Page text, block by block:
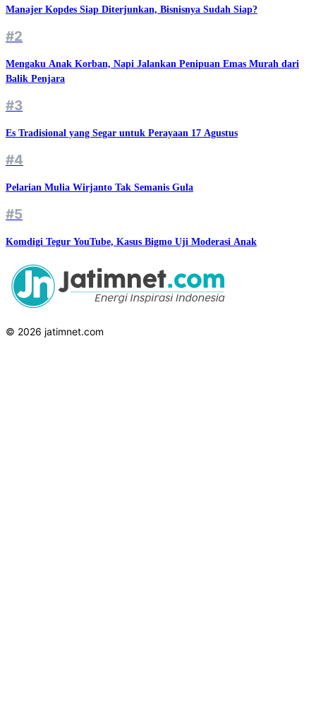
Manajer Kopdes Siap Diterjunkan, Bisnisnya Sudah Siap?
#2
Mengaku Anak Korban, Napi Jalankan Penipuan Emas Murah dari
Balik Penjara
#3
Es Tradisional yang Segar untuk Perayaan 17 Agustus
#4
Pelarian Mulia Wirjanto Tak Semanis Gula
#5
Komdigi Tegur YouTube, Kasus Bigmo Uji Moderasi Anak
© 2026 jatimnet.com